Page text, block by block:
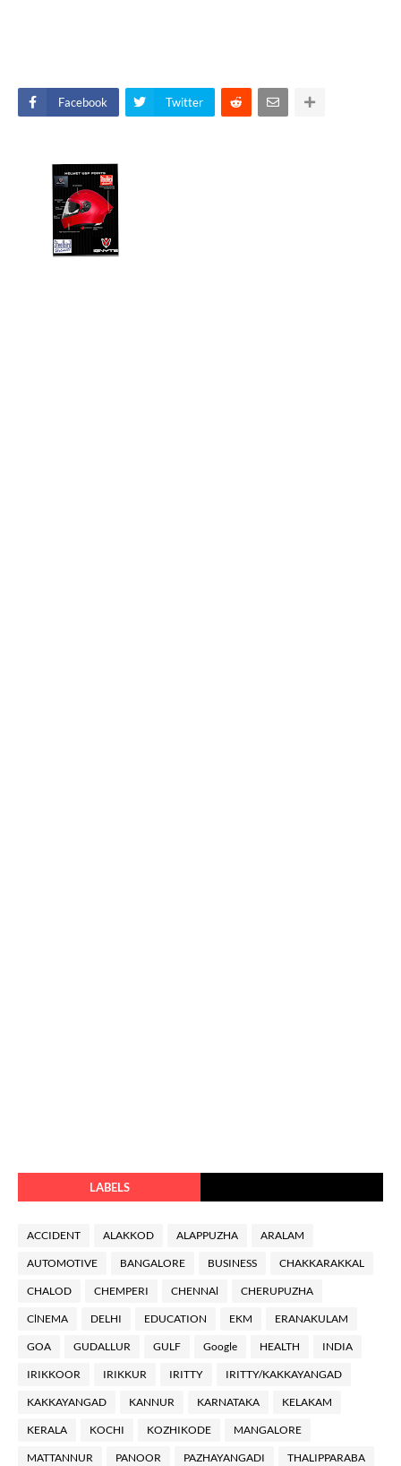
Facebook Twitter
LABELS
ACCIDENT ALAKKOD ALAPPUZHA ARALAM
AUTOMOTIVE BANGALORE BUSINESS CHAKKARAKKAL
CHALOD CHEMPERI CHENNAl CHERUPUZHA
ClNEMA DELHI EDUCATION EKM ERANAKULAM
GOA GUDALLUR GULF Google HEALTH INDIA
IRIKKOOR IRIKKUR IRITTY IRITTY/KAKKAYANGAD
KAKKAYANGAD KANNUR KARNATAKA KELAKAM
KERALA KOCHI KOZHIKODE MANGALORE
MATTANNUR PANOOR PAZHAYANGADI THALIPPARABA